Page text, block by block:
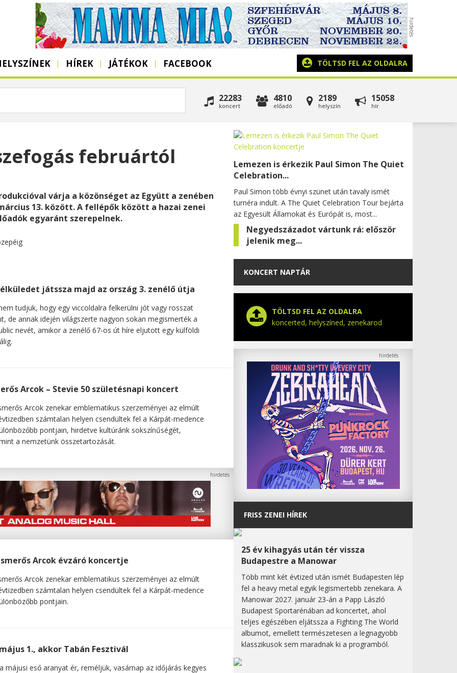
HÍREK JÁTÉKOK FACEBOOK TÖLTSD FEL AZ OLDALRA
22283
koncert
4810
előadó
2189
helyszín
15058
hír
februártól
várja a közönséget az Együtt a zenében
13. között. A fellépők között a hazai zenei
egyaránt szerepelnek.
játssza majd az ország 3. zenélő útja
tudjuk, hogy egy viccoldalra felkerülni jót vagy rosszat
de annak idején világszerte nagyon sokan megismerték a
nevét, amikor a zenélő 67-os út híre eljutott egy külföldi
Arcok – Stevie 50 születésnapi koncert
Arcok zenekar emblematikus szerzeményei az elmúlt
számtalan helyen csendültek fel a Kárpát-medence
pontjain, hirdetve kultúránk sokszínűségét,
a nemzetünk összetartozását.
Arcok évzáró koncertje
Arcok zenekar emblematikus szerzeményei az elmúlt
számtalan helyen csendültek fel a Kárpát-medence
pontjain.
1., akkor Tabán Fesztivál
májusi eső aranyat ér, reméljük, vasárnap az időjárás kegyes
Lemezen is érkezik Paul Simon The Quiet
Celebration...
Paul Simon több évnyi szünet után tavaly ismét
turnéra indult. A The Quiet Celebration Tour bejárta
az Egyesült Államokat és Európát is, most...
Negyedszázadot vártunk rá: először
jelenik meg...
KONCERT NAPTÁR
TÖLTSD FEL AZ OLDALRA
koncerted, helyszíned, zenekarod
FRISS ZENEI HÍREK
25 év kihagyás után tér vissza
Budapestre a Manowar
Több mint két évtized után ismét Budapesten lép
fel a heavy metal egyik legismertebb zenekara. A
Manowar 2027. január 23-án a Papp László
Budapest Sportarénában ad koncertet, ahol
teljes egészében eljátssza a Fighting The World
albumot, emellett természetesen a legnagyobb
klasszikusok sem maradnak ki a programból.